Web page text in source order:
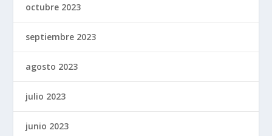
octubre 2023
septiembre 2023
agosto 2023
julio 2023
junio 2023